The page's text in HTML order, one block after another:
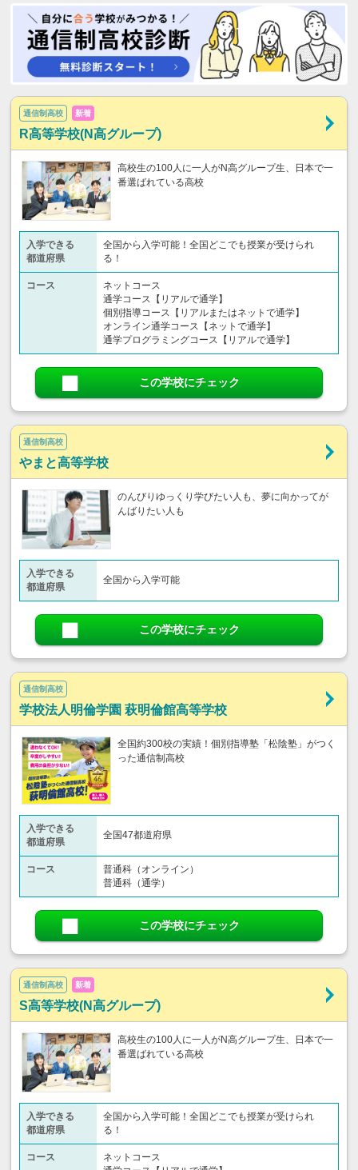
通信制高校 新着
R高等学校(N高グループ)
高校生の100人に一人がN高グループ生、日本で一
番選ばれている高校
入学できる
都道府県
全国から入学可能！全国どこでも授業が受けられ
る！
コース
ネットコース
通学コース【リアルで通学】
個別指導コース【リアルまたはネットで通学】
オンライン通学コース【ネットで通学】
通学プログラミングコース【リアルで通学】
この学校にチェック
通信制高校
やまと高等学校
のんびりゆっくり学びたい人も、夢に向かってが
んばりたい人も
入学できる
都道府県
全国から入学可能
この学校にチェック
通信制高校
学校法人明倫学園 萩明倫館高等学校
全国約300校の実績！個別指導塾「松陰塾」がつく
った通信制高校
入学できる
都道府県
全国47都道府県
コース
普通科（オンライン）
普通科（通学）
この学校にチェック
通信制高校 新着
S高等学校(N高グループ)
高校生の100人に一人がN高グループ生、日本で一
番選ばれている高校
入学できる
都道府県
全国から入学可能！全国どこでも授業が受けられ
る！
コース
ネットコース